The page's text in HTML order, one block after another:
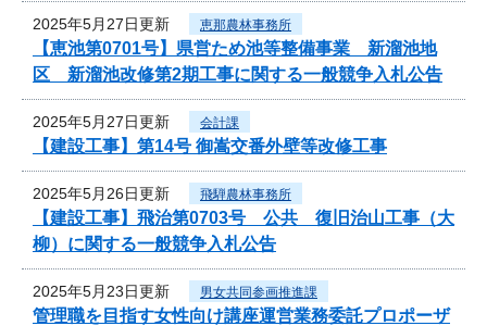
2025年5月27日更新 恵那農林事務所
【恵池第0701号】県営ため池等整備事業 新溜池地
区 新溜池改修第2期工事に関する一般競争入札公告
2025年5月27日更新 会計課
【建設工事】第14号 御嵩交番外壁等改修工事
2025年5月26日更新 飛騨農林事務所
【建設工事】飛治第0703号 公共 復旧治山工事（大
柳）に関する一般競争入札公告
2025年5月23日更新 男女共同参画推進課
管理職を目指す女性向け講座運営業務委託プロポーザ